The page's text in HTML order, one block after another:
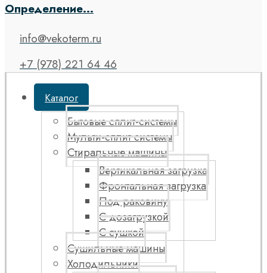
Определение...
info@vekoterm.ru
+7 (978) 221 64 46
Каталог
Бытовые сплит-системы
Мульти-сплит системы
Стиральные машины
Вертикальная загрузка
Фронтальная загрузка
Под раковину
С дозагрузкой
С сушкой
Сушильные машины
Холодильники